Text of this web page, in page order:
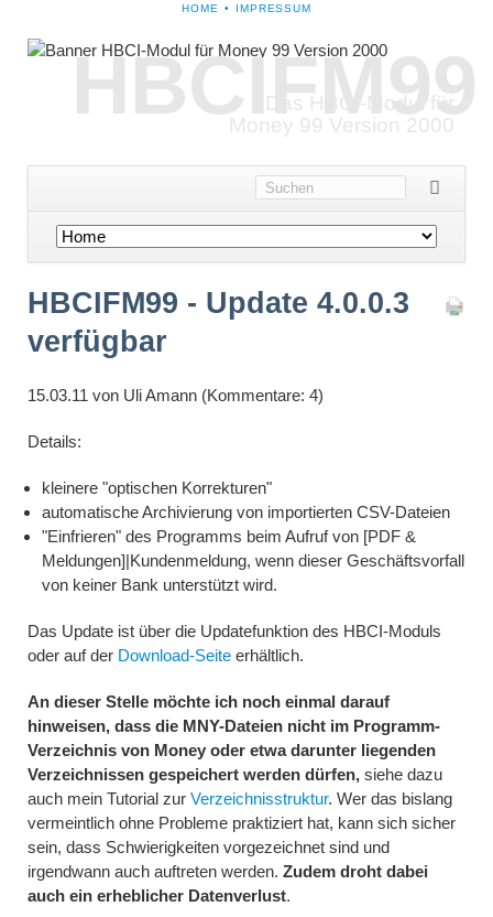
NAVIGATION
HOME IMPRESSUM
HBCIFM99
Das HBCI-Modul für
Money 99 Version 2000
Navigation
überspringen
HBCIFM99 - Update 4.0.0.3
verfügbar
15.03.11 von Uli Amann (Kommentare: 4)
Details:
kleinere "optischen Korrekturen"
automatische Archivierung von importierten CSV-Dateien
"Einfrieren" des Programms beim Aufruf von [PDF &
Meldungen]|Kundenmeldung, wenn dieser Geschäftsvorfall
von keiner Bank unterstützt wird.
Das Update ist über die Updatefunktion des HBCI-Moduls
oder auf der Download-Seiteerhältlich.
An dieser Stelle möchte ich noch einmal darauf
hinweisen, dass die MNY-Dateien nicht im Programm-
Verzeichnis von Money oder etwa darunter liegenden
Verzeichnissen gespeichert werden dürfen,siehe dazu
auch mein Tutorial zur Verzeichnisstruktur. Wer das bislang
vermeintlich ohne Probleme praktiziert hat, kann sich sicher
sein, dass Schwierigkeiten vorgezeichnet sind und
irgendwann auch auftreten werden. Zudem droht dabei
auch ein erheblicher Datenverlust.